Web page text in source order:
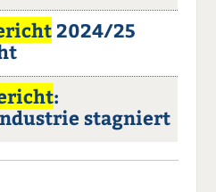
2024/25
:
stagniert